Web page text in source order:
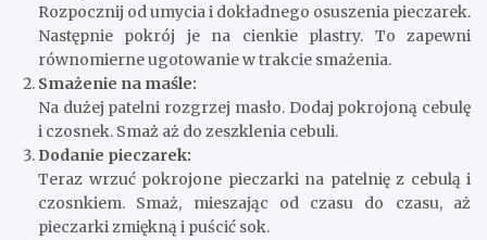
Rozpocznij od umycia i dokładnego osuszenia pieczarek.
Następnie pokrój je na cienkie plastry. To zapewni
równomierne ugotowanie w trakcie smażenia.
Smażenie na maśle:
Na dużej patelni rozgrzej masło. Dodaj pokrojoną cebulę
i czosnek. Smaż aż do zeszklenia cebuli.
Dodanie pieczarek:
Teraz wrzuć pokrojone pieczarki na patelnię z cebulą i
czosnkiem. Smaż, mieszając od czasu do czasu, aż
pieczarki zmiękną i puścić sok.